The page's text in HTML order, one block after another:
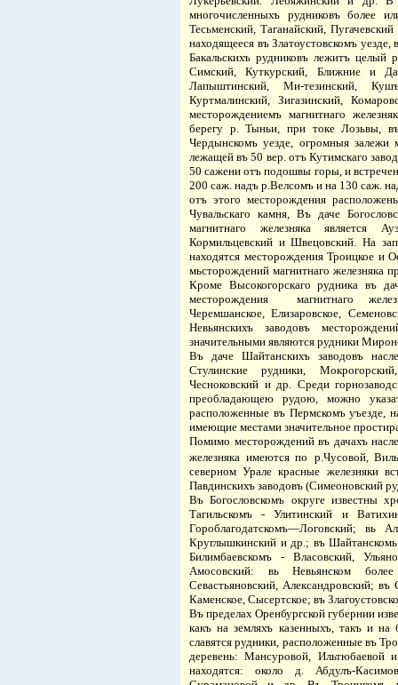
многочисленныхъ рудниковъ более
Тесьменский, Таганайский,
находящееся въ Златоустовскомъ уезде,
Бакальскихъ рудниковъ лежитъ целый
Симский, Куткурский, Ближние и
Лапыштинский, Ми-тезинский,
Куртмалинский, Зигазинский,
месторождениемъ магнитнаго
берегу р. Тыньи, при токе Лозьвы,
Чердынскомъ уезде, огромныя
лежащей въ 50 вер. отъ Кутимскаго
50 сажени отъ подошвы горы, и
200 саж. надъ р.Велсомъ и на 130 саж.
отъ этого месторождения
Чувальскаго камня, Въ даче
магнитнаго железняка является
Кормильцевский и Швецовский. На
находятся месторождения Троицкое и
мьсторождений магнитнаго железняка
Кроме Высокогорскаго рудника въ
месторождения
магнитнаго
Черемшанское, Елизаровское,
Невьянскихъ заводовъ
значительными являются рудники
Въ даче Шайтанскихъ заводовъ
Стулинские рудники,
Чесноковский и др. Среди
преобладающею рудою, можно
расположенные въ Пермскомъ уъезде,
имеющие местами значительное
Помимо месторождений въ дачахъ
железняка имеются по р.Чусовой,
северном Урале красные железняки
Павдинскихъ заводовъ (Симеоновский
Въ Богословскомъ округе известны
Тагильскомъ - Улитинский и
Гороблагодатскомъ—Логовский; вь
Круглышкинский и др.; въ
Билимбаевскомъ - Bласовский,
Амосовский: вь Невьянском
Севастьяновский, Александровский;
Каменское, Сысертское; въ
Въ пределах Оренбургской губернии
какъ на земляхъ казенныхъ, такъ и на
славятся рудники, расположенные въ
деревень: Мансуровой,
находятся: около д. Абдулъ-